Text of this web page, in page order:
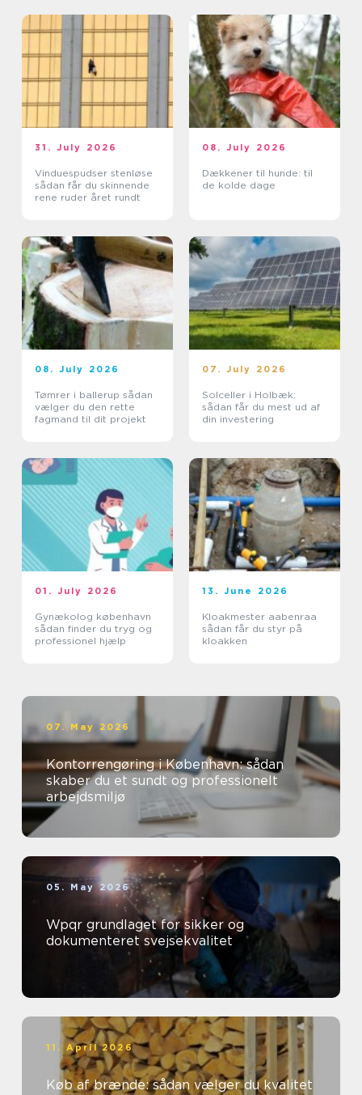
31. July 2026
Vinduespudser stenløse
sådan får du skinnende
rene ruder året rundt
08. July 2026
Dækkener til hunde: til
de kolde dage
08. July 2026
Tømrer i ballerup sådan
vælger du den rette
fagmand til dit projekt
07. July 2026
Solceller i Holbæk:
sådan får du mest ud af
din investering
01. July 2026
Gynækolog københavn
sådan finder du tryg og
professionel hjælp
13. June 2026
Kloakmester aabenraa
sådan får du styr på
kloakken
07. May 2026
Kontorrengøring i København: sådan
skaber du et sundt og professionelt
arbejdsmiljø
05. May 2026
Wpqr grundlaget for sikker og
dokumenteret svejsekvalitet
11. April 2026
Køb af brænde: sådan vælger du kvalitet